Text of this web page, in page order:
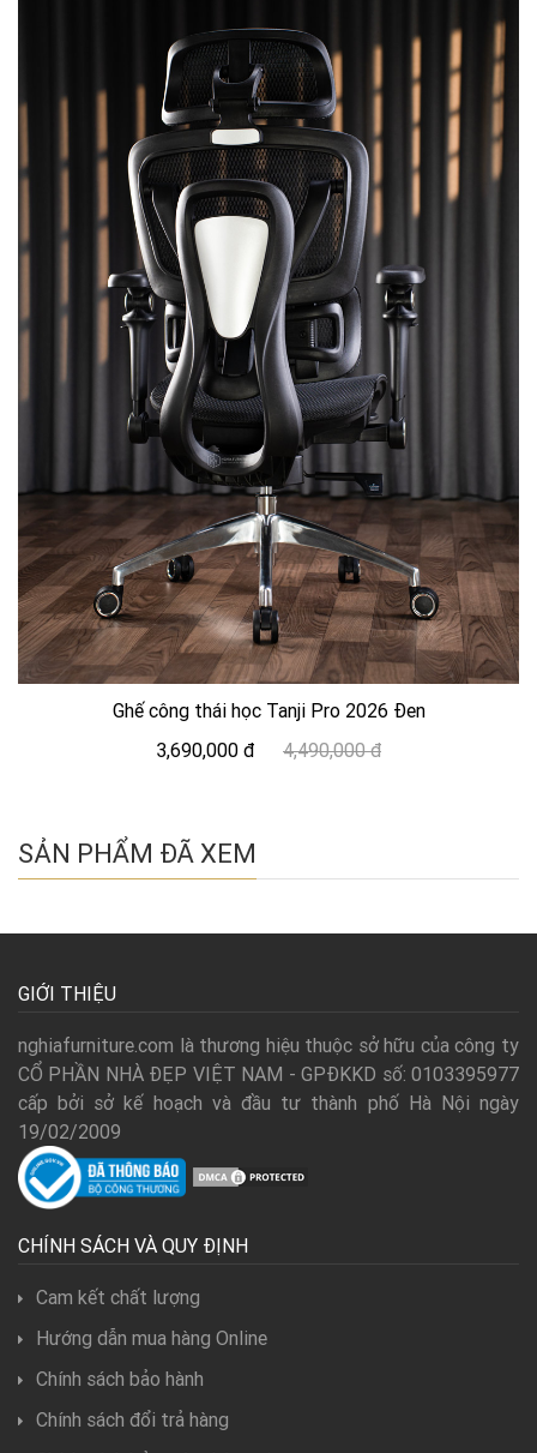
Ghế công thái học Tanji Pro 2026 Đen
3,690,000 đ
4,490,000 đ
SẢN PHẨM ĐÃ XEM
GIỚI THIỆU
nghiafurniture.com là thương hiệu thuộc sở hữu của công ty
CỔ PHẦN NHÀ ĐẸP VIỆT NAM - GPĐKKD số: 0103395977
cấp bởi sở kế hoạch và đầu tư thành phố Hà Nội ngày
19/02/2009
CHÍNH SÁCH VÀ QUY ĐỊNH
Cam kết chất lượng
Hướng dẫn mua hàng Online
Chính sách bảo hành
Chính sách đổi trả hàng